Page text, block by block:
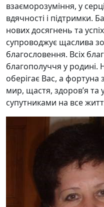
взаєморозуміння, у
вдячності і підтримки.
нових досягнень та
супроводжує щаслива
благословення. Всіх
благополуччя у родині.
оберігає Вас, а фортуна
мир, щастя, здоров’я та
супутниками на все